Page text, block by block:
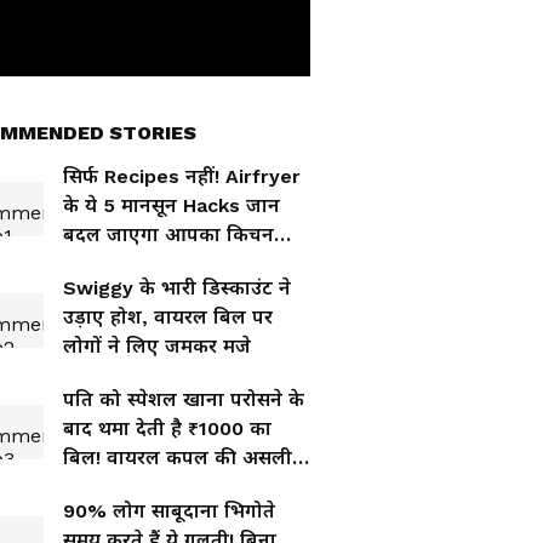
STORIES
सिर्फ Recipes नहीं! Airfryer
के ये 5 मानसून Hacks जान
बदल जाएगा आपका किचन
Swiggy के भारी डिस्काउंट ने
उड़ाए होश, वायरल बिल पर
लोगों ने लिए जमकर मजे
पति को स्पेशल खाना परोसने के
बाद थमा देती है ₹1000 का
बिल! वायरल कपल की असली
90% लोग साबूदाना भिगोते